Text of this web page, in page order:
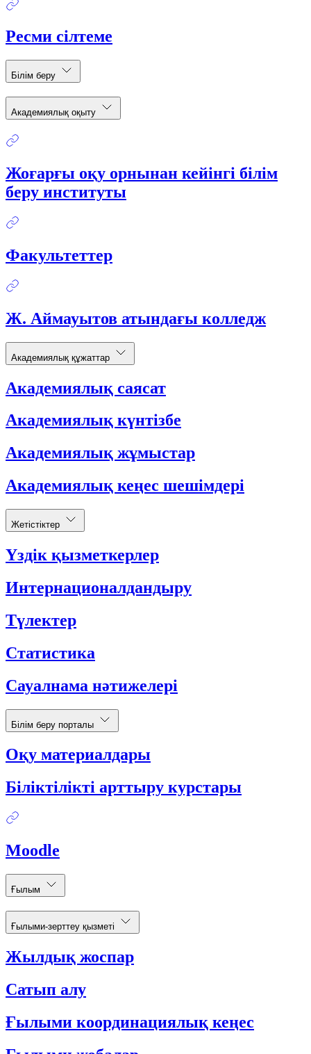
Ресми сілтеме
Білім беру
Академиялық оқыту
Жоғарғы оқу орнынан кейінгі білім
беру институты
Факультеттер
Ж. Аймауытов атындағы колледж
Академиялық құжаттар
Академиялық саясат
Академиялық күнтізбе
Академиялық жұмыстар
Академиялық кеңес шешімдері
Жетістіктер
Үздік қызметкерлер
Интернационалдандыру
Түлектер
Статистика
Сауалнама нәтижелері
Білім беру порталы
Оқу материалдары
Біліктілікті арттыру курстары
Moodle
Ғылым
Ғылыми-зерттеу қызметі
Жылдық жоспар
Сатып алу
Ғылыми координациялық кеңес